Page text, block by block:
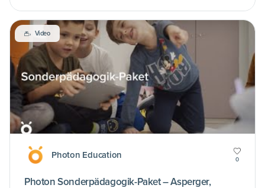
Video
Photon Education 0
Photon Sonderpädagogik-Paket – Asperger,